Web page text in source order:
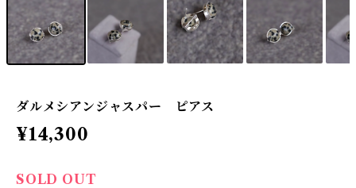
ダルメシアンジャスパー ピアス
¥14,300
SOLD OUT